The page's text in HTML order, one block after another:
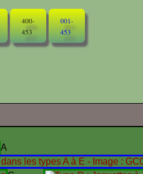
400-
453
001-
453
A